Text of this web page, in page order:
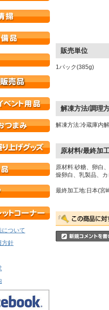
について
方針
販売単位
1パック(385g)
解凍方法/調理
解凍方法:冷蔵庫内
原材料/最終加
原材料:砂糖、卵白
燥卵白、乳製品、
最終加工地:日本(宮